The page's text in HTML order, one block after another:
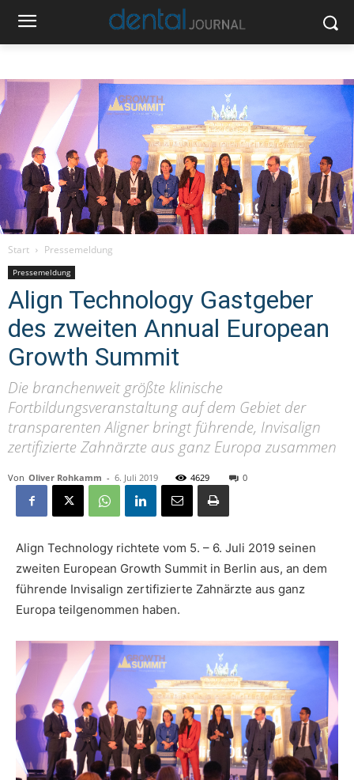
Start Pressemeldung
Pressemeldung
Align Technology Gastgeber
des zweiten Annual European
Growth Summit
Die branchenweit größte klinische
Fortbildungsveranstaltung auf dem Gebiet der
transparenten Aligner bringt führende, Invisalign
zertifizierte Zahnärzte aus ganz Europa zusammen
Von Oliver Rohkamm - 6. Juli 2019 4629 0
Align Technology richtete vom 5. – 6. Juli 2019 seinen
zweiten European Growth Summit in Berlin aus, an dem
führende Invisalign zertifizierte Zahnärzte aus ganz
Europa teilgenommen haben.